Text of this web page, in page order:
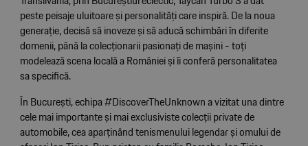
peste peisaje uluitoare și personalități care inspiră. De la noua
generație, decisă să inoveze și să aducă schimbări în diferite
domenii, până la colecționarii pasionați de mașini - toți
modelează scena locală a României și îi conferă personalitatea
sa specifică.
În București, echipa #DiscoverTheUnknown a vizitat una dintre
cele mai importante și mai exclusiviste colecții private de
automobile, cea aparținând tenismenului legendar și omului de